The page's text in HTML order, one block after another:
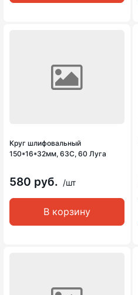
Круг шлифовальный
150*16*32мм, 63С, 60 Луга
580 руб. /шт
В корзину